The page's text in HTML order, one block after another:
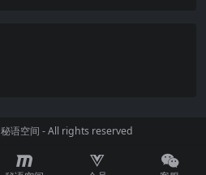
秘语空间 - All rights reserved